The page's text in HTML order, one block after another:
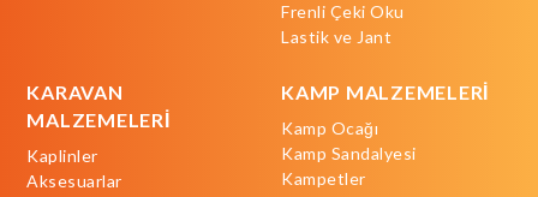
Frenli Çeki Oku
Lastik ve Jant
KARAVAN
MALZEMELERİ
Kaplinler
Aksesuarlar
KAMP MALZEMELERİ
Kamp Ocağı
Kamp Sandalyesi
Kampetler